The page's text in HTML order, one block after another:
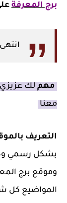
برج المعرفة
مهم لك عزيزي
معنا
التعريف
بشكل رسمي
وموقع برج
المواضيع كل